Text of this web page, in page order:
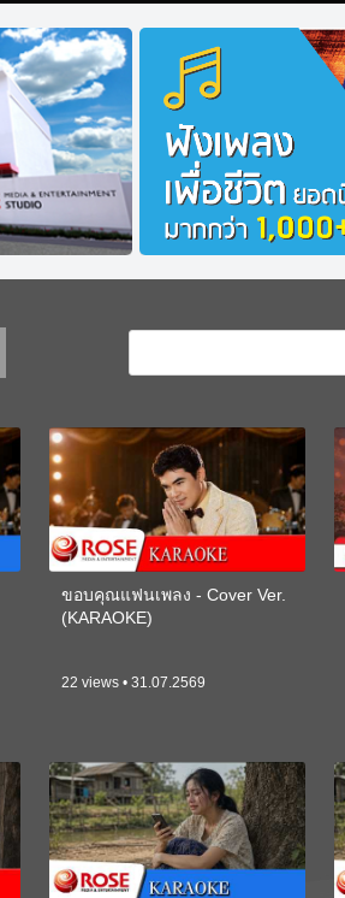
ขอบคุณแฟนเพลง - Cover Ver.
(KARAOKE)
22 views • 31.07.2569